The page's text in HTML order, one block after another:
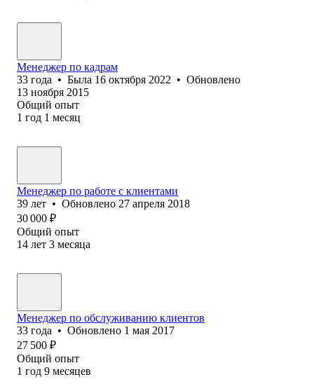
Менеджер по кадрам
33 года • Была 16 октября 2022 • Обновлено
13 ноября 2015
Общий опыт
1 год 1 месяц
Менеджер по работе с клиентами
39 лет • Обновлено 27 апреля 2018
30 000 ₽
Общий опыт
14 лет 3 месяца
Менеджер по обслуживанию клиентов
33 года • Обновлено 1 мая 2017
27 500 ₽
Общий опыт
1 год 9 месяцев